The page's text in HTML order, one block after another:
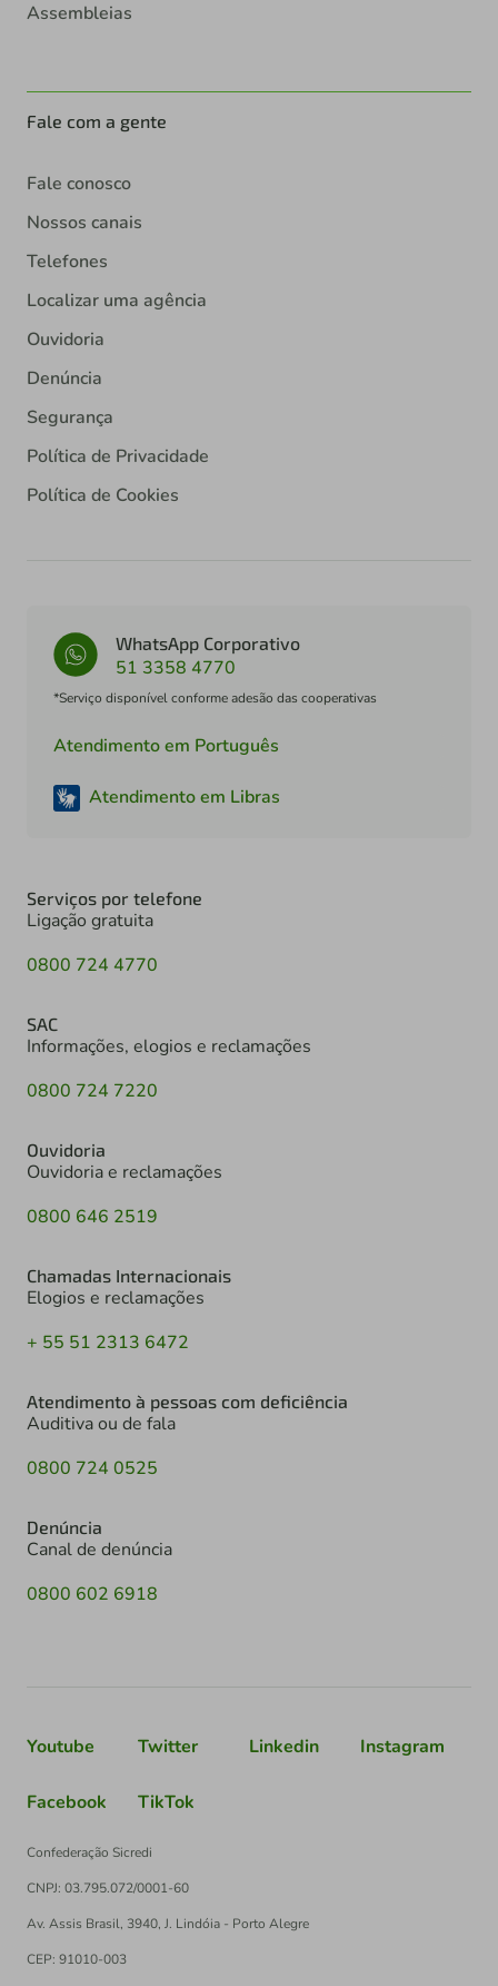
Assembleias
Fale com a gente
Fale conosco
Nossos canais
Telefones
Localizar uma agência
Ouvidoria
Denúncia
Segurança
Política de Privacidade
Política de Cookies
WhatsApp Corporativo
51 3358 4770
*Serviço disponível conforme adesão das cooperativas
Atendimento em Português
Atendimento em Libras
Serviços por telefone
Ligação gratuita
0800 724 4770
SAC
Informações, elogios e reclamações
0800 724 7220
Ouvidoria
Ouvidoria e reclamações
0800 646 2519
Chamadas Internacionais
Elogios e reclamações
+ 55 51 2313 6472
Atendimento à pessoas com deficiência
Auditiva ou de fala
0800 724 0525
Denúncia
Canal de denúncia
0800 602 6918
Youtube Twitter Linkedin Instagram
Facebook TikTok
Confederação Sicredi
CNPJ: 03.795.072/0001-60
Av. Assis Brasil, 3940, J. Lindóia - Porto Alegre
CEP: 91010-003